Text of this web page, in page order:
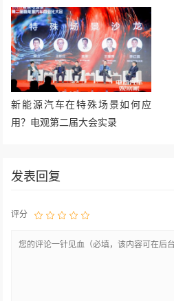
新能源汽车在特殊场景如何应
用？电观第二届大会实录
发表回复
评分